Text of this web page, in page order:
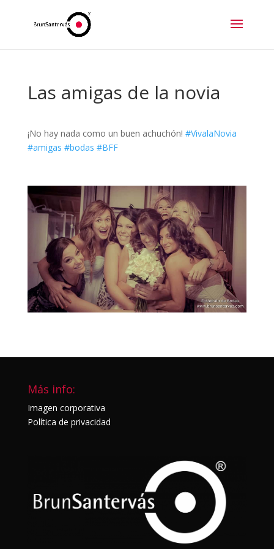
Las amigas de la novia
¡No hay nada como un buen achuchón! #VivalaNovia
#amigas #bodas #BFF
Más info:
Imagen corporativa
Política de privacidad